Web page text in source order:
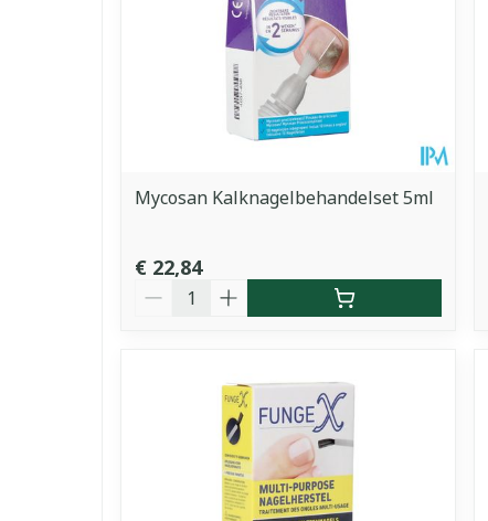
Mycosan Kalknagelbehandelset 5ml
€ 22,84
Aantal